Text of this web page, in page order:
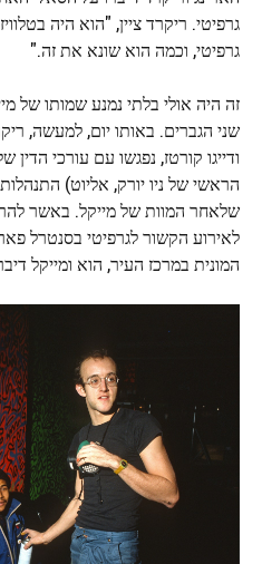
גרפיטי. ריקרד ציין, "הוא היה
גרפיטי, וכמה הוא שונא את זה."
זה היה אולי בלתי נמנע שמותו של
שני הגברים. באותו יום, למעשה,
ודייגו קורטז, נפגשו עם עורכי
הראשי של ניו יורק, אליוט)
שלאחר המוות של מייקל. באשר
לאירוע הקשור לגרפיטי בסנטרל
המונית במרכז העיר, הוא ומייקל